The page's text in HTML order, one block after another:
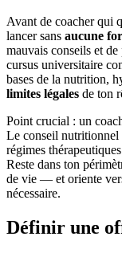
Avant de coacher qui
lancer sans aucune
mauvais conseils et
cursus universitaire
bases de la nutrition,
limites légales de ton
Point crucial : un
Le conseil nutritionnel
régimes
Reste dans ton
de vie — et oriente
nécessaire.
Définir une